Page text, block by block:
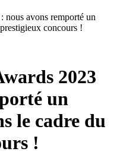
nous avons remporté un
concours !
2023
un
le cadre du
!